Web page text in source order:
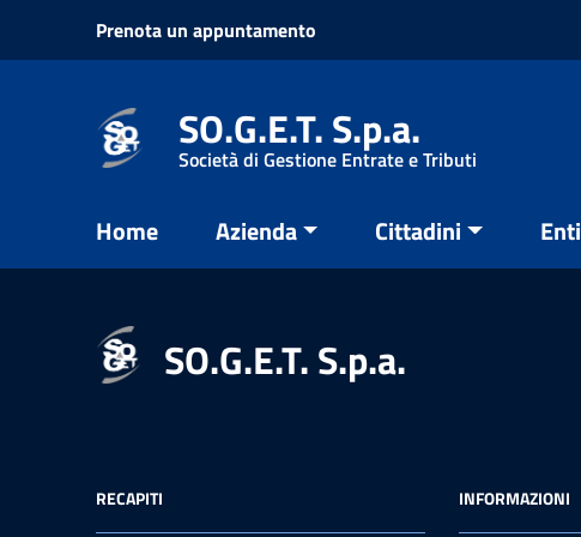
Vai ai contenuti
Vai al menu di navigazione
Prenota un appuntamento
SO.G.E.T. S.p.a.
Società di Gestione Entrate e Tributi
Home Azienda Cittadini Enti
SO.G.E.T. S.p.a.
RECAPITI INFORMAZIONI